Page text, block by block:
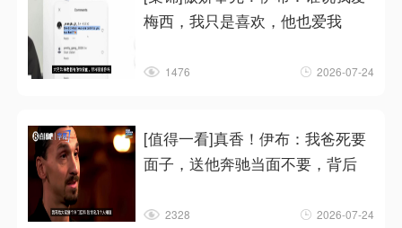
梅西，我只是喜欢，他也爱我
1476 2026-07-24
[值得一看]真香！伊布：我爸死要
面子，送他奔驰当面不要，背后
2328 2026-07-24